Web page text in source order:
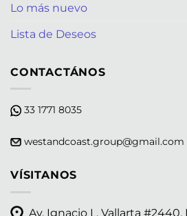
Lo más nuevo
Lista de Deseos
CONTACTÁNOS
33 1771 8035
westandcoast.group@gmail.com
VÍSITANOS
Av. Ignacio L. Vallarta #2440,